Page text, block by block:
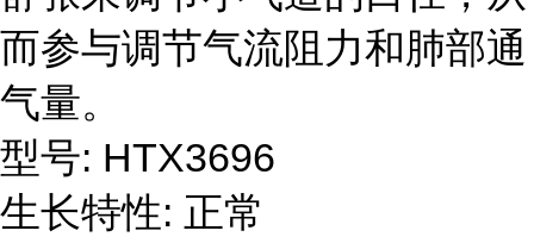
而参与调节气流阻力和肺部通
气量。
型号: HTX3696
生长特性: 正常